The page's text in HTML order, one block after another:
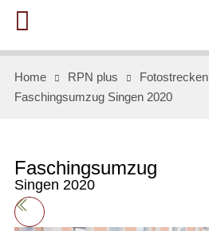
Home RPN plus Fotostrecken
Faschingsumzug Singen 2020
Faschingsumzug
Singen 2020